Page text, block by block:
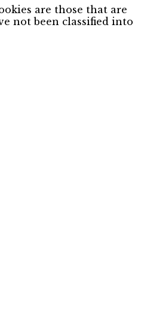
are those that are
not been classified into